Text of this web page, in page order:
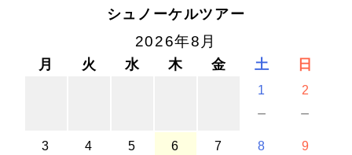
シュノーケルツアー
2026年8月
月 火 水 木 金 土 日
1
－
2
－
3 4 5 6 7 8 9